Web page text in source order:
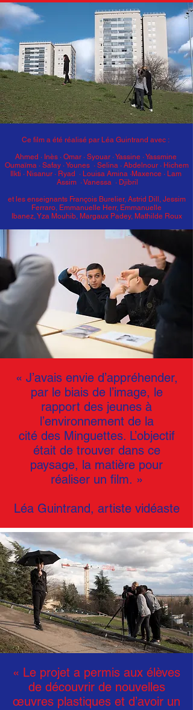
Ce film a été réalisé par Léa Guintrand avec :
Ahmed · Inès · Omar · Syouar · Yassine · Yassmine
Oumaïma · Safay · Younes · Selina · Abdelnour · Hichem
Ilkti · Nisanur · Ryad · Louisa Amina ·Maxence · Lam
Assim · Vanessa · Djibril
et les enseignants François Burelier, Astrid Dill, Jessim
Ferraro, Emmanuelle Herr, Emmanuelle
Ibanez, Yza Mouhib, Margaux Padey, Mathilde Roux
« J’avais envie d’appréhender,
par le biais de l’image, le
rapport des jeunes à
l’environnement de la
cité des Minguettes. L’objectif
était de trouver dans ce
paysage, la matière pour
réaliser un film. »
Léa Guintrand, artiste vidéaste
« Le projet a permis aux élèves
de découvrir de nouvelles
œuvres plastiques et d’avoir un